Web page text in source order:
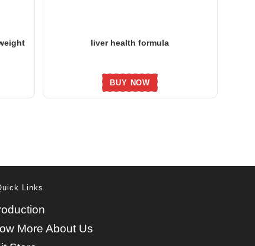
liver health formula
BUY NOW
Links
More About Us